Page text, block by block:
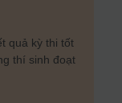
quả kỳ thi tốt
thí sinh đoạt